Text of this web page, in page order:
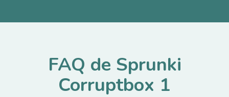
FAQ de Sprunki
Corruptbox 1